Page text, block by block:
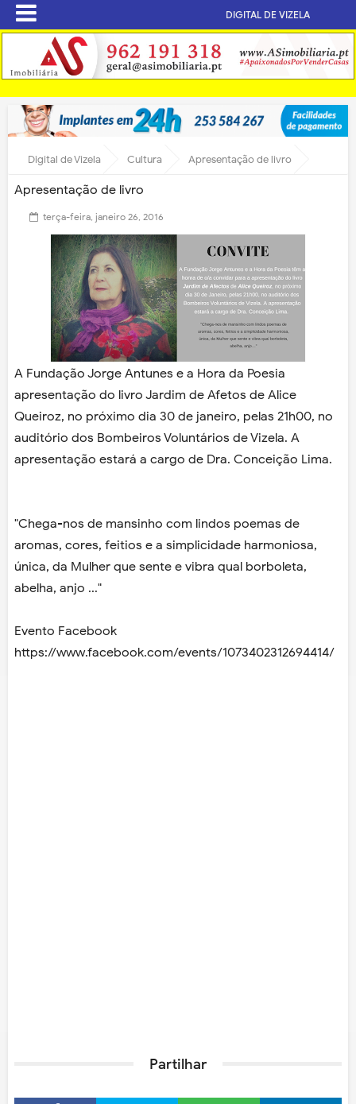
DIGITAL DE VIZELA
Digital de Vizela Cultura Apresentação de livro
Apresentação de livro
terça-feira, janeiro 26, 2016
A Fundação Jorge Antunes e a Hora da Poesia
apresentação do livro Jardim de Afetos de Alice
Queiroz, no próximo dia 30 de janeiro, pelas 21h00, no
auditório dos Bombeiros Voluntários de Vizela. A
apresentação estará a cargo de Dra. Conceição Lima.
"Chega-nos de mansinho com lindos poemas de
aromas, cores, feitios e a simplicidade harmoniosa,
única, da Mulher que sente e vibra qual borboleta,
abelha, anjo ..."
Evento Facebook
https://www.facebook.com/events/1073402312694414/
Partilhar